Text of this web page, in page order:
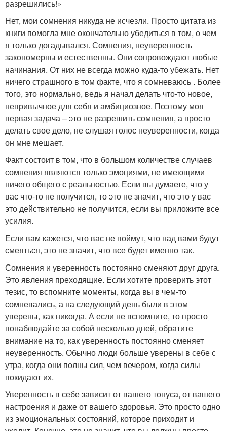
разрешились!»
Нет, мои сомнения никуда не исчезли. Просто цитата из
книги помогла мне окончательно убедиться в том, о чем
я только догадывался. Сомнения, неуверенность
закономерны и естественны. Они сопровождают любые
начинания. От них не всегда можно куда-то убежать. Нет
ничего страшного в том факте, что я сомневаюсь . Более
того, это нормально, ведь я начал делать что-то новое,
непривычное для себя и амбициозное. Поэтому моя
первая задача – это не разрешить сомнения, а просто
делать свое дело, не слушая голос неуверенности, когда
он мне мешает.
Факт состоит в том, что в большом количестве случаев
сомнения являются только эмоциями, не имеющими
ничего общего с реальностью. Если вы думаете, что у
вас что-то не получится, то это не значит, что это у вас
это действительно не получится, если вы приложите все
усилия.
Если вам кажется, что вас не поймут, что над вами будут
смеяться, это не значит, что все будет именно так.
Сомнения и уверенность постоянно сменяют друг друга.
Это явления преходящие. Если хотите проверить этот
тезис, то вспомните моменты, когда вы в чем-то
сомневались, а на следующий день были в этом
уверены, как никогда. А если не вспомните, то просто
понаблюдайте за собой несколько дней, обратите
внимание на то, как уверенность постоянно сменяет
неуверенность. Обычно люди больше уверены в себе с
утра, когда они полны сил, чем вечером, когда силы
покидают их.
Уверенность в себе зависит от вашего тонуса, от вашего
настроения и даже от вашего здоровья. Это просто одно
из эмоциональных состояний, которое приходит и